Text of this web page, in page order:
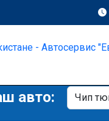
авто: